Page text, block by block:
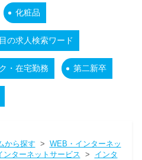
化粧品
の求人検索ワード
・在宅勤務 第二新卒
から探す > WEB・インターネッ
ンターネットサービス > インタ